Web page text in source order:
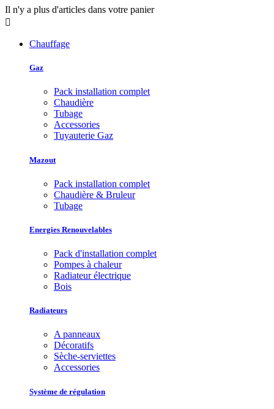
Il n'y a plus d'articles dans votre panier

Chauffage
Gaz
Pack installation complet
Chaudière
Tubage
Accessories
Tuyauterie Gaz
Mazout
Pack installation complet
Chaudière & Bruleur
Tubage
Energies Renouvelables
Pack d'installation complet
Pompes à chaleur
Radiateur électrique
Bois
Radiateurs
A panneaux
Décoratifs
Sèche-serviettes
Accessories
Système de régulation